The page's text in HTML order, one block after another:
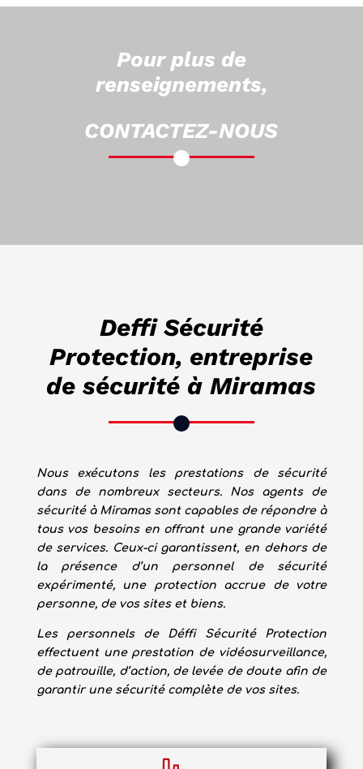
Pour plus de
renseignements,
CONTACTEZ-NOUS
Deffi Sécurité
Protection, entreprise
de sécurité à Miramas
Nous exécutons les prestations de sécurité
dans de nombreux secteurs. Nos agents de
sécurité à Miramassont capables de répondre à
tous vos besoins en offrant une grande variété
de services. Ceux-ci garantissent, en dehors de
la présence d’un personnel de sécurité
expérimenté, une protection accrue de votre
personne, de vos sites et biens.
Les personnels de Déffi Sécurité
Protection
effectuent une prestation de vidéosurveillance,
de patrouille, d’action, de levée de doute afin de
garantir une sécurité complète de vos sites.